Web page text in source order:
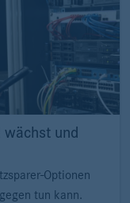
und
Optionen
tun kann.